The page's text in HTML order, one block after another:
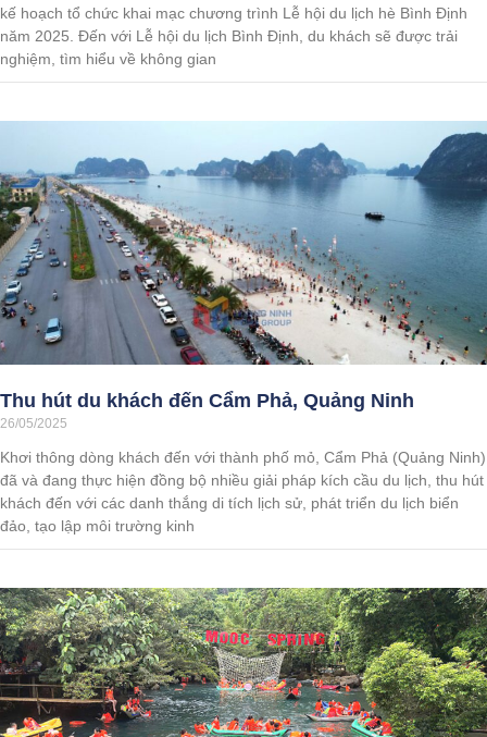
kế hoạch tổ chức khai mạc chương trình Lễ hội du lịch hè Bình Định
năm 2025. Đến với Lễ hội du lịch Bình Định, du khách sẽ được trải
nghiệm, tìm hiểu về không gian
Thu hút du khách đến Cẩm Phả, Quảng Ninh
26/05/2025
Khơi thông dòng khách đến với thành phố mỏ, Cẩm Phả (Quảng Ninh)
đã và đang thực hiện đồng bộ nhiều giải pháp kích cầu du lịch, thu hút
khách đến với các danh thắng di tích lịch sử, phát triển du lịch biển
đảo, tạo lập môi trường kinh